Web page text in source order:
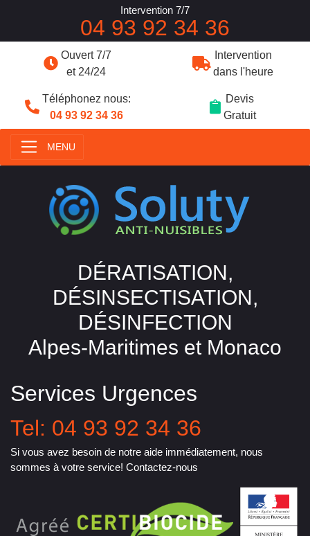
Ouvert 7/7
et 24/24
Intervention
dans l'heure
Téléphonez nous:
04 93 92 34 36
Devis
Gratuit
MENU
DÉRATISATION,
DÉSINSECTISATION,
DÉSINFECTION
Alpes-Maritimes et Monaco
Services Urgences
Tel: 04 93 92 34 36
Si vous avez besoin de notre aide immédiatement, nous
sommes à votre service! Contactez-nous
Intervention 7/7
04 93 92 34 36